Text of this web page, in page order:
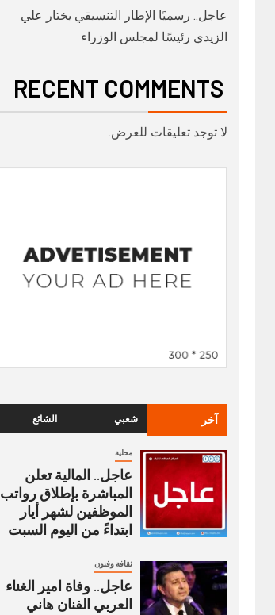
عاجل.. رسميًا الإطار التنسيقي يختار علي
الزيدي رئيسًا لمجلس الوزراء
RECENT COMMENTS
لا توجد تعليقات للعرض.
آخر شعبي الشائع
محلية
عاجل.. المالية تعلن
المباشرة بإطلاق رواتب
‏الموظفين لشهر أيار
ابتداءً من اليوم السبت
ثقافة وفنون
عاجل.. وفاة امير الغناء
العربي الفنان هاني